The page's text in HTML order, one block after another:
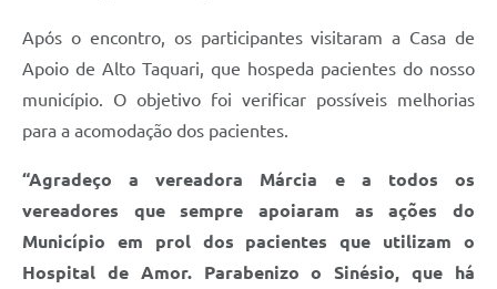
Após o encontro, os participantes visitaram a Casa de
Apoio de Alto Taquari, que hospeda pacientes do nosso
município. O objetivo foi verificar possíveis melhorias
para a acomodação dos pacientes.
“Agradeço a vereadora Márcia e a todos os
vereadores que sempre apoiaram as ações do
Município em prol dos pacientes que utilizam o
Hospital de Amor. Parabenizo o Sinésio, que há